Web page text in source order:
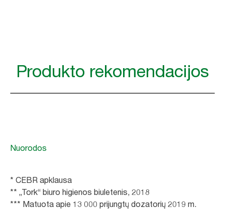
Produkto rekomendacijos
Nuorodos
* CEBR apklausa
** „Tork“ biuro higienos biuletenis, 2018
*** Matuota apie 13 000 prijungtų dozatorių 2019 m.